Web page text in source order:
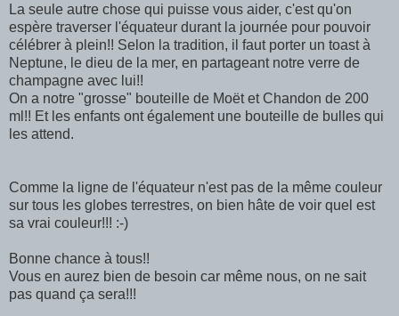
La seule autre chose qui puisse vous aider, c'est qu'on
espère traverser l'équateur durant la journée pour pouvoir
célébrer à plein!! Selon la tradition, il faut porter un toast à
Neptune, le dieu de la mer, en partageant notre verre de
champagne avec lui!!
On a notre "grosse" bouteille de Moët et Chandon de 200
ml!! Et les enfants ont également une bouteille de bulles qui
les attend.
Comme la ligne de l'équateur n'est pas de la même couleur
sur tous les globes terrestres, on bien hâte de voir quel est
sa vrai couleur!!! :-)
Bonne chance à tous!!
Vous en aurez bien de besoin car même nous, on ne sait
pas quand ça sera!!!